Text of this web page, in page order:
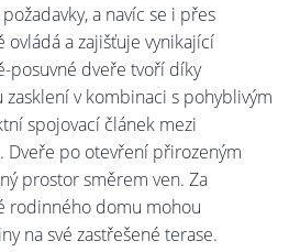
a navíc se i přes
a zajišťuje vynikající
posuvné dveře tvoří díky
v kombinaci s pohyblivým
spojovací článek mezi
po otevření přirozeným
prostor směrem ven. Za
rodinného domu mohou
na své zastřešené terase.